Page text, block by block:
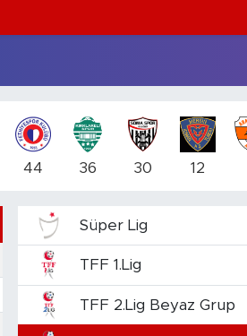
44 36 30 12
Süper Lig
TFF 1.Lig
TFF 2.Lig Beyaz Grup